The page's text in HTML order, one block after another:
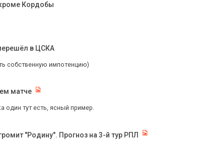
Кордобы
в ЦСКА
собственную импотенцию)
матче
один тут есть, ясный пример.
"Родину". Прогноз на 3-й тур РПЛ